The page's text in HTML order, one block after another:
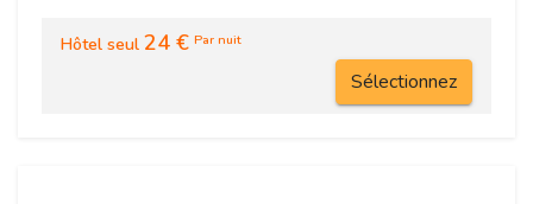
Hôtel seul 24 € Par nuit
Sélectionnez